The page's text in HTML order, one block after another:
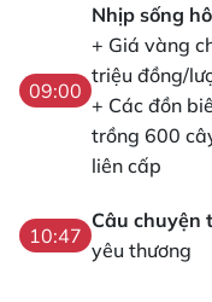
09:00
Nhịp sống
+ Giá vàng
triệu đồng/
+ Các đồn
trồng 600
liên cấp
10:47
Câu chuyện
yêu thương